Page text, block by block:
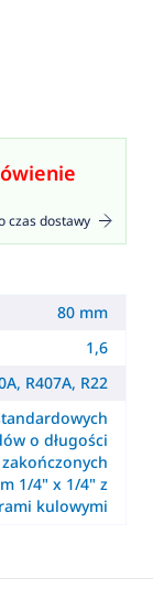
czas dostawy
80 mm
1,6
R407A, R22
o długości
1/4" x 1/4" z
kulowymi